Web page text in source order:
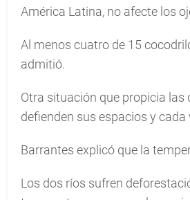
América Latina, no afecte los
Al menos cuatro de 15
admitió.
Otra situación que propicia
defienden sus espacios y
Barrantes explicó que la
Los dos ríos sufren